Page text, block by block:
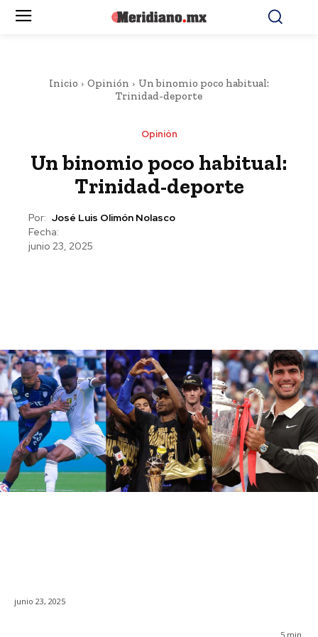
Inicio Opinión
Un binomio poco habitual:
Trinidad-deporte
Opinión
Un binomio poco habitual:
Trinidad-deporte
Por: José Luis Olimón Nolasco
Fecha:
junio 23, 2025
junio 23, 2025
5 min.